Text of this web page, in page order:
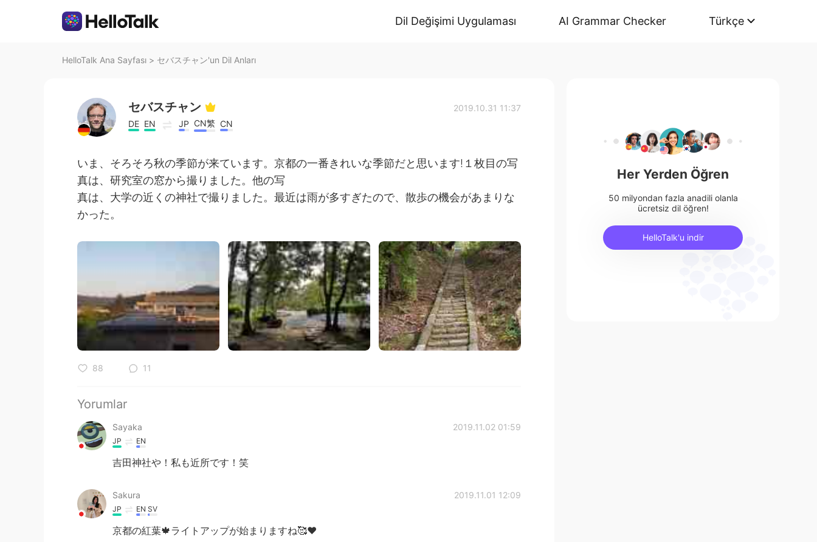
Dil Değişimi Uygulaması AI Grammar Checker Türkçe
HelloTalk Ana Sayfası > セバスチャン'un Dil Anları
セバスチャン
DE EN JP CN繁 CN
2019.10.31 11:37
いま、そろそろ秋の季節が来ています。京都の一番きれいな季節だと思います!１枚目の写
真は、研究室の窓から撮りました。他の写
真は、大学の近くの神社で撮りました。最近は雨が多すぎたので、散歩の機会があまりな
かった。
88 11
Yorumlar
Sayaka 2019.11.02 01:59
JP EN
吉田神社や！私も近所です！笑
Sakura 2019.11.01 12:09
JP EN SV
京都の紅葉🍁ライトアップが始まりますね🥰❤️
Her Yerden Öğren
50 milyondan fazla anadili olanla
ücretsiz dil öğren!
HelloTalk'u indir